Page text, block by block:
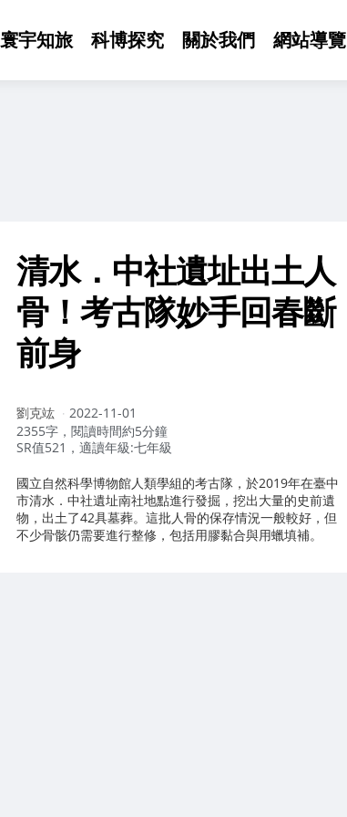
寰宇知旅 科博探究 關於我們 網站導覽
清水．中社遺址出土人
骨！考古隊妙手回春斷
前身
作
者：
劉克竑
2022-11-01
2355字，閱讀時間約5分鐘
SR值521，適讀年級:七年級
國立自然科學博物館人類學組的考古隊，於2019年在臺中
市清水．中社遺址南社地點進行發掘，挖出大量的史前遺
物，出土了42具墓葬。這批人骨的保存情況一般較好，但
不少骨骸仍需要進行整修，包括用膠黏合與用蠟填補。